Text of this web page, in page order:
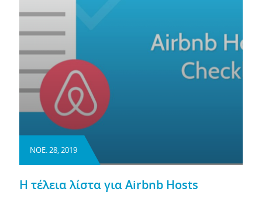
ΝΟΕ. 28, 2019
Η τέλεια λίστα για Airbnb Hosts